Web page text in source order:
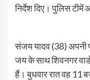
निर्देश दिए। पुलिस टीमें
संजय यादव (38) अपनी
जय के साथ शिवनगर
हैं। बुधवार रात वह 11